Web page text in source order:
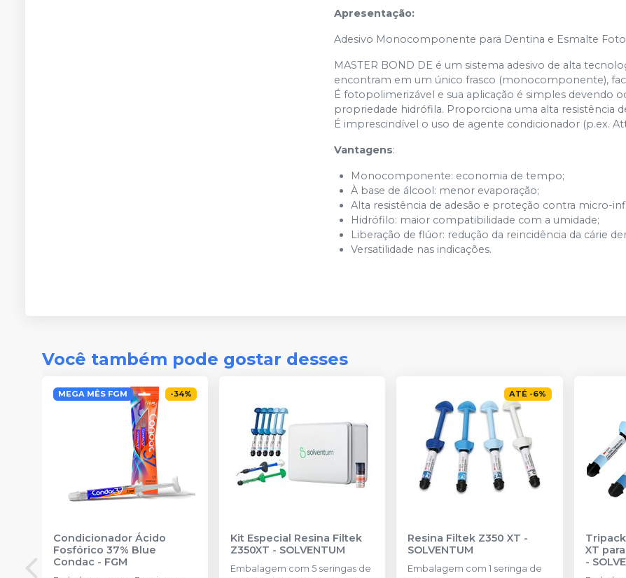
Apresentação:
Adesivo Monocomponente para Dentina e Esmalte
MASTER BOND DE é um sistema adesivo de alta
encontram em um único frasco (monocomponente),
É fotopolimerizável e sua aplicação é simples devendo
propriedade hidrófila. Proporciona uma alta resistência
É imprescindível o uso de agente condicionador (p.ex.
Vantagens:
Monocomponente: economia de tempo;
À base de álcool: menor evaporação;
Alta resistência de adesão e proteção contra micro-
Hidrófilo: maior compatibilidade com a umidade;
Liberação de flúor: redução da reincidência da cárie
Versatilidade nas indicações.
Você também pode gostar desses
MEGA MÊS FGM -34%
Condicionador Ácido
Fosfórico 37% Blue
Condac - FGM
Kit Especial Resina Filtek
Z350XT - SOLVENTUM
Embalagem com 5 seringas de
ATÉ -6%
Resina Filtek Z350 XT -
SOLVENTUM
Embalagem com 1 seringa de
XT
-